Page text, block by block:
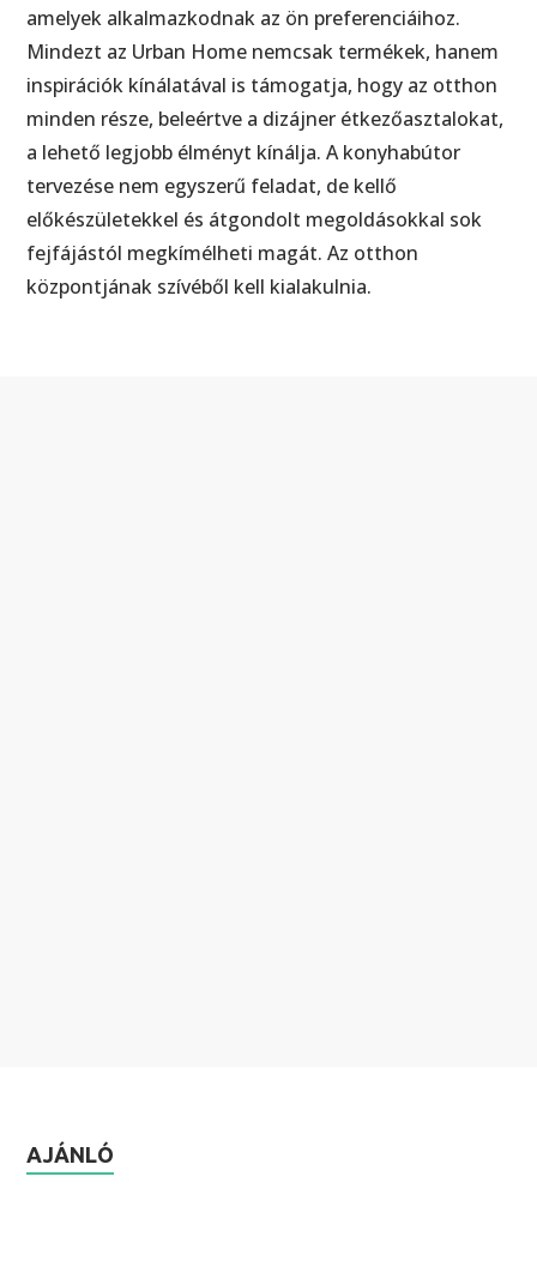
amelyek alkalmazkodnak az ön preferenciáihoz.
Mindezt az Urban Home nemcsak termékek, hanem
inspirációk kínálatával is támogatja, hogy az otthon
minden része, beleértve a dizájner étkezőasztalokat,
a lehető legjobb élményt kínálja. A konyhabútor
tervezése nem egyszerű feladat, de kellő
előkészületekkel és átgondolt megoldásokkal sok
fejfájástól megkímélheti magát. Az otthon
központjának szívéből kell kialakulnia.
AJÁNLÓ